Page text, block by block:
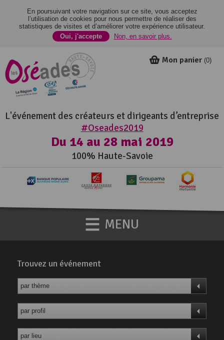
En poursuivant votre navigation sur ce site, vous acceptez
l’utilisation de cookies pour nous permettre de réaliser des
statistiques de visites et d’améliorer votre expérience utilisateur.
Oui, j'accepte
Non, en savoir plus.
L'événement des créateurs et dirigeants d’entreprise
#Oseades2019
Du 14 au 28 mai 2019
100% Haute-Savoie
Mon panier (0)
MENU
Trouvez un événement
par thème
par profil
par lieu